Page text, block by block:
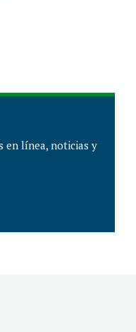
en línea, noticias y